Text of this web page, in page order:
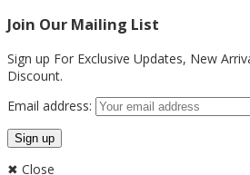
Join Our Mailing List
Sign up For Exclusive Updates, New
Discount.
Email address:
✖ Close